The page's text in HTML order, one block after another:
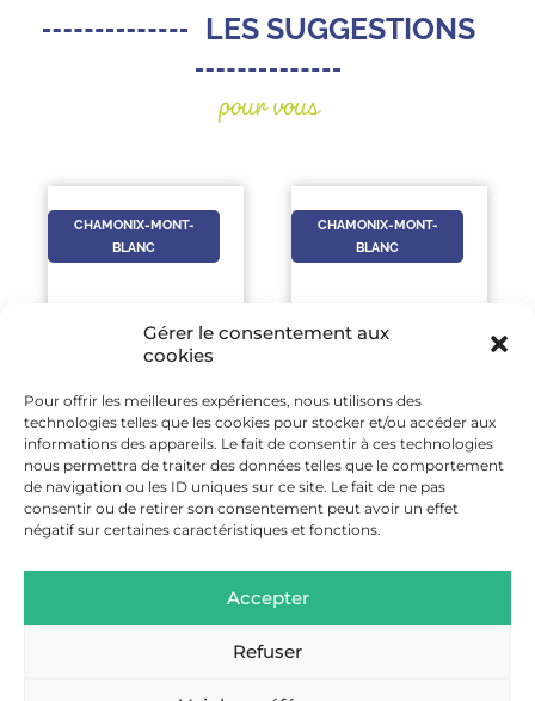
Gérer le consentement aux
cookies
Pour offrir les meilleures expériences, nous utilisons des
technologies telles que les cookies pour stocker et/ou accéder aux
informations des appareils. Le fait de consentir à ces technologies
nous permettra de traiter des données telles que le comportement
de navigation ou les ID uniques sur ce site. Le fait de ne pas
consentir ou de retirer son consentement peut avoir un effet
négatif sur certaines caractéristiques et fonctions.
Accepter
Refuser
LES SUGGESTIONS
pour vous
CHAMONIX-MONT-
BLANC
4 SEP -
4 SEP
GLORIOUS GLACIER
RIDE – CHAMONIX
CHAMONIX-MONT-
BLANC
13 AOÛT -
13 AOÛT
LA VIE SECRÈTE DE
LA MARE !